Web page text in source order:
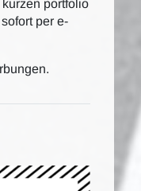
portfolio
per e-